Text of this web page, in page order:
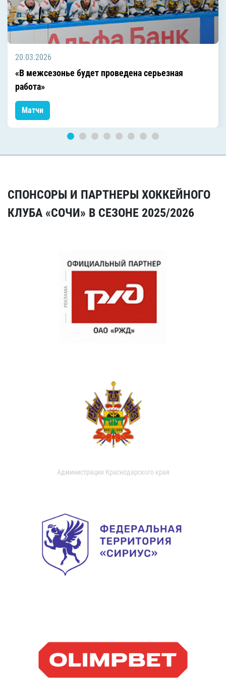
20.03.2026
«В межсезонье будет проведена серьезная
работа»
Матчи
СПОНСОРЫ И ПАРТНЕРЫ ХОККЕЙНОГО
КЛУБА «СОЧИ» В СЕЗОНЕ 2025/2026
Администрация Краснодарского края